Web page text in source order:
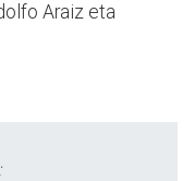
Araiz eta